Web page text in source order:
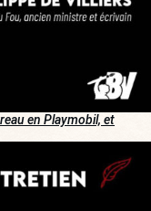
en Playmobil, et